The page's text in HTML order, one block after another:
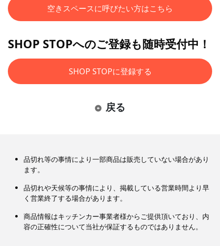
空きスペースに呼びたい方はこちら
SHOP STOPへのご登録も随時受付中！
SHOP STOPに登録する
戻る
品切れ等の事情により一部商品は販売していない場合があり
ます。
品切れや天候等の事情により、掲載している営業時間より早
く営業終了する場合があります。
商品情報はキッチンカー事業者様からご提供頂いており、内
容の正確性について当社が保証するものではありません。